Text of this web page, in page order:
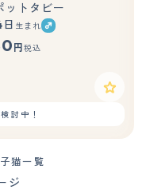
ットタビー
生まれ
円 税込
討中！
猫一覧
ジ